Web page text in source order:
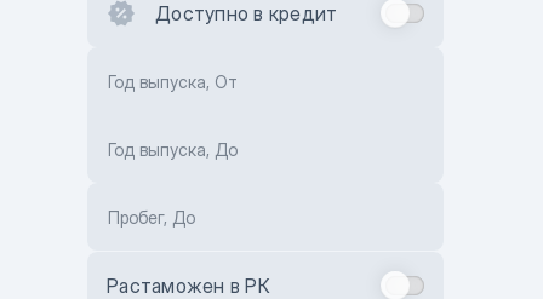
Доступно в кредит
Год выпуска, От
Год выпуска, До
Пробег, До
Растаможен в РК